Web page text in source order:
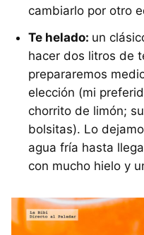
cambiarlo por otro
Te helado: un
hacer dos litros de
prepararemos
elección (mi
chorrito de limón;
bolsitas). Lo
agua fría hasta
con mucho hielo y